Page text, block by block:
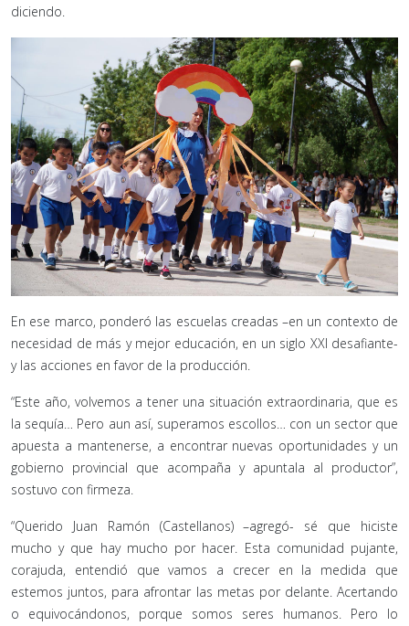
diciendo.
En ese marco, ponderó las escuelas creadas –en un contexto de
necesidad de más y mejor educación, en un siglo XXI desafiante-
y las acciones en favor de la producción.
“Este año, volvemos a tener una situación extraordinaria, que es
la sequía… Pero aun así, superamos escollos… con un sector que
apuesta a mantenerse, a encontrar nuevas oportunidades y un
gobierno provincial que acompaña y apuntala al productor”,
sostuvo con firmeza.
“Querido Juan Ramón (Castellanos) –agregó- sé que hiciste
mucho y que hay mucho por hacer. Esta comunidad pujante,
corajuda, entendió que vamos a crecer en la medida que
estemos juntos, para afrontar las metas por delante. Acertando
o equivocándonos, porque somos seres humanos. Pero lo